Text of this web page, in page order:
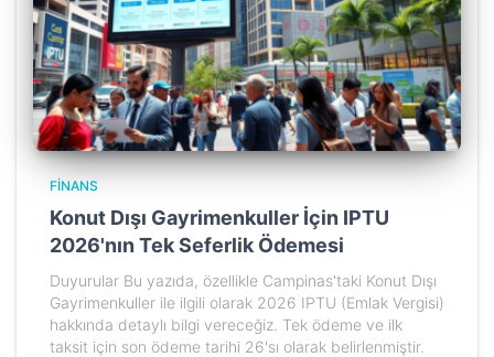
FINANS
Konut Dışı Gayrimenkuller İçin IPTU
2026'nın Tek Seferlik Ödemesi
Duyurular Bu yazıda, özellikle Campinas'taki Konut Dışı
Gayrimenkuller ile ilgili olarak 2026 IPTU (Emlak Vergisi)
hakkında detaylı bilgi vereceğiz. Tek ödeme ve ilk
taksit için son ödeme tarihi 26'sı olarak belirlenmiştir.